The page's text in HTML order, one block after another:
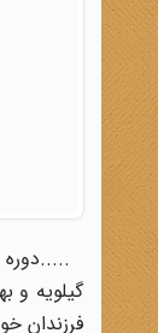
گیلویه و بهبهان» از سال 1301 به
فرزندان